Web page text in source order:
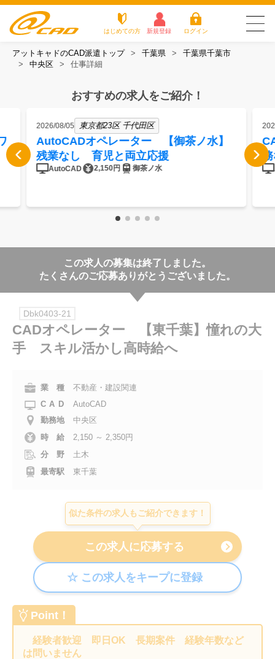
はじめての方 新規登録 ログイン
友だち追加で
最新の求人を確認
アットキャドが選ばれる3つの理由
派遣がはじめての方
お仕事を探す
お電話でのお問い合わせ
東 京 0120-630-660 大 阪
名古屋 0120-960-379
電話受付：平日 9:15～19:00
アットキャドが選
派遣がは
方
探す
ム
アットキャドのCAD派遣トップ 千葉県
千葉県千葉市
中央区
仕事詳細
おすすめの求人をご紹介！
2026/08/05 東京都23区 千代田区
AutoCADオペレーター 【御茶ノ水】
残業なし 育児と両立応援
AutoCAD 2,150円 御茶ノ水
この求人の募集は終了しました。
たくさんのご応募ありがとうございました。
Dbk0403-21
CADオペレーター 【東千葉】憧れの大
手 スキル活かし高時給へ
業 種
不動産・建設関連
CAD
AutoCAD
勤務地
中央区
時 給
2,150 ～ 2,350円
分 野
土木
最寄駅
東千葉
似た条件の求人もご紹介できます！
Point！
経験者歓迎 即日OK 長期案件 経験年数など
は問いません